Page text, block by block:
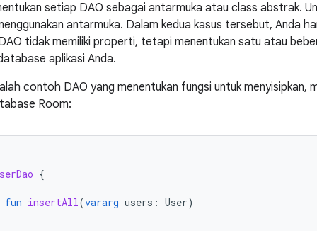
setiap DAO sebagai antarmuka atau class abstrak.
antarmuka. Dalam kedua kasus tersebut, Anda
tidak memiliki properti, tetapi menentukan satu atau
aplikasi Anda.
contoh DAO yang menentukan fungsi untuk menyisipkan,
Room:
{
fun insertAll(vararg users : User)